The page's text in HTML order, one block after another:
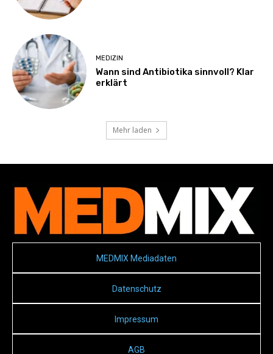
MEDIZIN
Wann sind Antibiotika sinnvoll? Klar
erklärt
Mehr laden
MEDMIX Mediadaten
Datenschutz
Impressum
AGB